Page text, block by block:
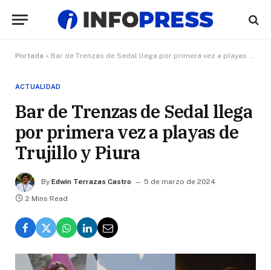
Portada » Bar de Trenzas de Sedal llega por primera vez a playas de Trujillo y Piura
ACTUALIDAD
Bar de Trenzas de Sedal llega
por primera vez a playas de
Trujillo y Piura
By Edwin Terrazas Castro
5 de marzo de 2024
2 Mins Read